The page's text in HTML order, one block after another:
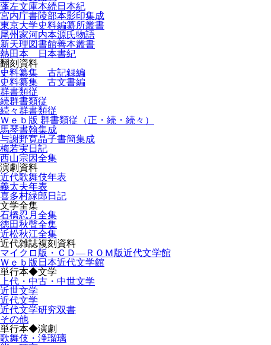
蓬左文庫本続日本紀
宮内庁書陵部本影印集成
東京大学史料編纂所叢書
尾州家河内本源氏物語
新天理図書館善本叢書
熱田本 日本書紀
翻刻資料
史料纂集 古記録編
史料纂集 古文書編
群書類従
続群書類従
続々群書類従
Ｗｅｂ版 群書類従（正・続・続々）
馬琴書翰集成
与謝野寛晶子書簡集成
梅若実日記
西山宗因全集
演劇資料
近代歌舞伎年表
義太夫年表
喜多村緑郎日記
文学全集
石橋忍月全集
徳田秋聲全集
近松秋江全集
近代雑誌複刻資料
マイクロ版・ＣＤ―ＲＯＭ版近代文学館
Ｗｅｂ版日本近代文学館
単行本◆文学
上代・中古・中世文学
近世文学
近代文学
近代文学研究双書
その他
単行本◆演劇
歌舞伎・浄瑠璃